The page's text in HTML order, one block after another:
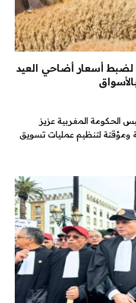
لضبط أسعار أضاحي العيد
الحكومة المغربية عزيز
ومؤقتة لتنظيم عمليات تسويق